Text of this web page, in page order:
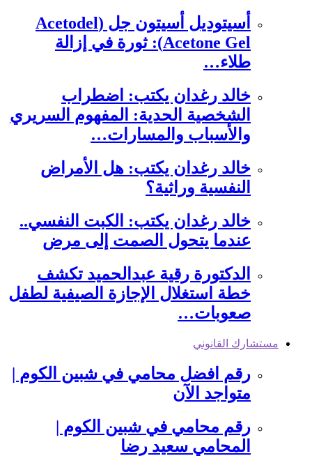
أسيتوديل أسيتون جل (Acetodel
Acetone Gel): ثورة في إزالة
طلاء…
خالد رغدان يكتب: ​اضطراب
الشخصية الحدية: المفهوم السريري
والأسباب والمسارات…
خالد رغدان يكتب: هل الأمراض
النفسية وراثية؟
خالد رغدان يكتب: الكبت النفسي..
عندما يتحول الصمت إلى مرض
الدكتورة رقية عبدالحميد تكشف
خطة استغلال الإجازة الصيفية لطفل
صعوبات…
مستشارك القانوني
رقم افضل محامي في شبين الكوم |
متواجد الآن
رقم محامي في شبين الكوم |
المحامي سعيد رضا